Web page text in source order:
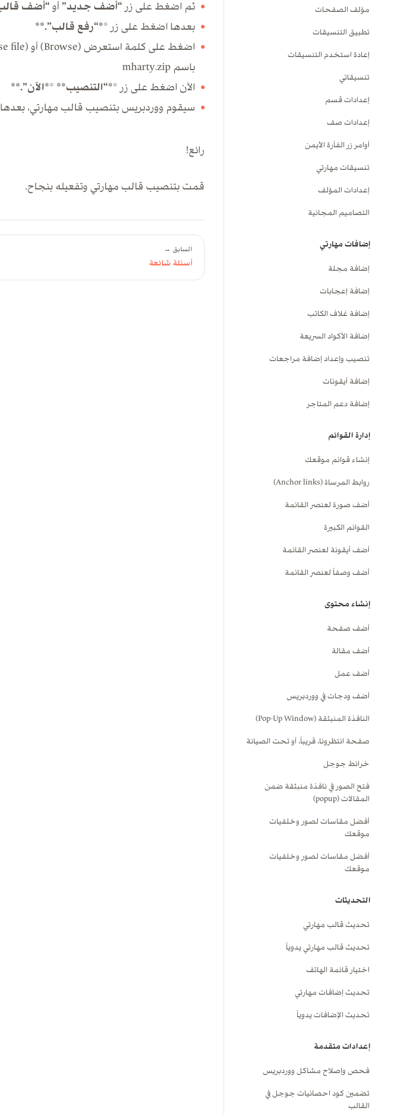
مؤلف الصفحات
تطبيق التنسيقات
إعادة استخدم التنسيقات
تنسيقاتي
إعدادات قسم
إعدادات صف
أوامر زر الفأرة الأيمن
تنسيقات مهارتي
إعدادات المؤلف
التصاميم المجانية
إضافات مهارتي
إضافة مجلة
إضافة إعجابات
إضافة غلاف الكاتب
إضافة الأكواد السريعة
تنصيب وإعداد إضافة مراجعات
إضافة أيقونات
إضافة دعم المتاجر
إدارة القوائم
إنشاء قوائم موقعك
روابط المرساة (Anchor links)
أضف صورة لعنصر القائمة
القوائم الكبيرة
أضف أيقونة لعنصر القائمة
أضف وصفاً لعنصر القائمة
إنشاء محتوى
أضف صفحة
أضف مقالة
أضف عمل
أضف ودجات في ووردبريس
النافذة المنبثقة (Pop-Up Window)
صفحة انتظرونا، قريباً، أو تحت الصيانة
خرائط جوجل
فتح الصور في نافذة منبثقة ضمن
المقالات (popup)
أفضل مقاسات لصور وخلفيات
موقعك
أفضل مقاسات لصور وخلفيات
موقعك
التحديثات
تحديث قالب مهارتي
تحديث قالب مهارتي يدوياً
اختيار قائمة الهاتف
تحديث إضافات مهارتي
تحديث الإضافات يدوياً
إعدادات متقدمة
فحص وإصلاح مشاكل ووردبريس
تضمين كود احصائيات جوجل في
القالب
ثم اضغط على زر“أضف جديد”أو“أضف
بعدها اضغط على زر **“رفع قالب”.**
باسم mharty.zip
الآن اضغط على زر **“التنصيب** **الآن”.**
سيقوم ووردبريس بتنصيب قالب مهارتي،
رائع!
قمت بتنصيب قالب مهارتي وتفعيله بنجاح.
السابق →
أسئلة شائعة